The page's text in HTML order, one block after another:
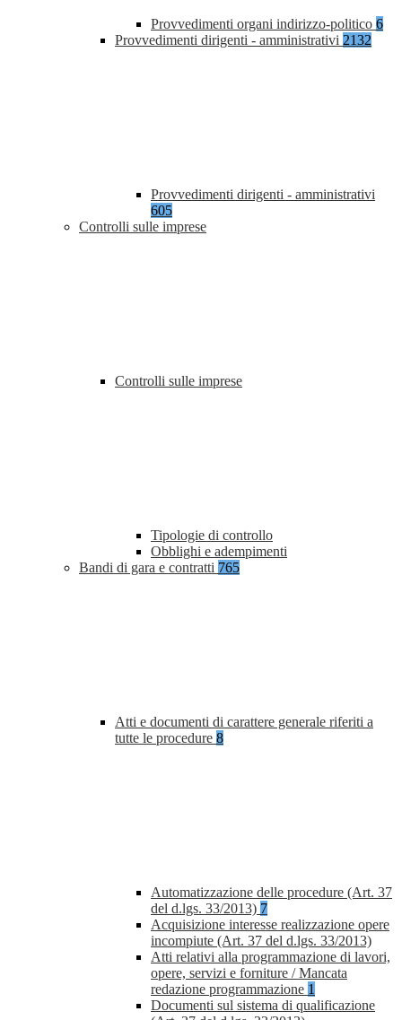
Provvedimenti organi indirizzo-politico 6
Provvedimenti dirigenti - amministrativi 2132
Provvedimenti dirigenti - amministrativi
605
Controlli sulle imprese
Controlli sulle imprese
Tipologie di controllo
Obblighi e adempimenti
Bandi di gara e contratti 765
Atti e documenti di carattere generale riferiti a
tutte le procedure 8
Automatizzazione delle procedure (Art. 37
del d.lgs. 33/2013) 7
Acquisizione interesse realizzazione opere
incompiute (Art. 37 del d.lgs. 33/2013)
Atti relativi alla programmazione di lavori,
opere, servizi e forniture / Mancata
redazione programmazione 1
Documenti sul sistema di qualificazione